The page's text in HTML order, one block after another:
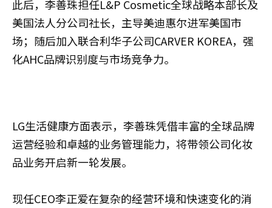
此后，李善珠担任L&P Cosmetic全球战略本部长及
美国法人分公司社长，主导美迪惠尔进军美国市
场；随后加入联合利华子公司CARVER KOREA，强
化AHC品牌识别度与市场竞争力。
LG生活健康方面表示，李善珠凭借丰富的全球品牌
运营经验和卓越的业务管理能力，将带领公司化妆
品业务开启新一轮发展。
现任CEO李正爱在复杂的经营环境和快速变化的消